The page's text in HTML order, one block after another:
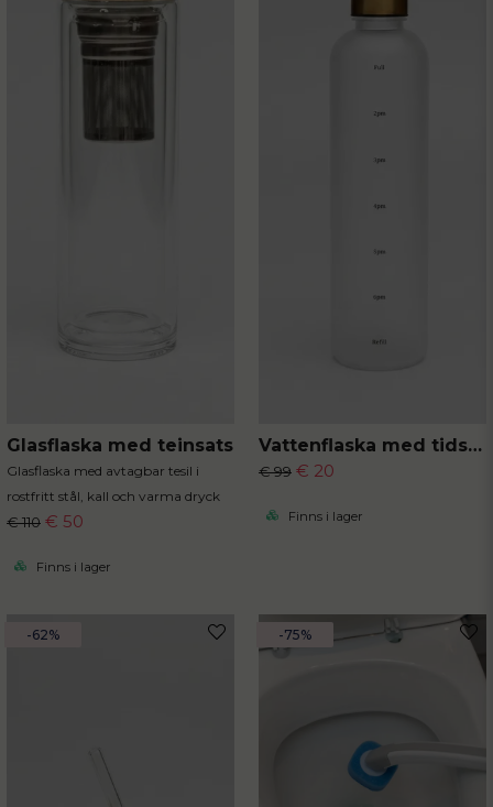
Glasflaska med teinsats
Glasflaska med avtagbar tesil i
rostfritt stål, kall och varma dryck
€ 110 € 50
Finns i lager
Vattenflaska med tidsmarkör
€ 99 € 20
Finns i lager
-62% -75%